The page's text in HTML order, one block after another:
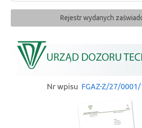
Rejestr wydanych